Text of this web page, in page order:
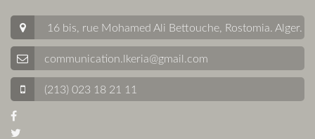
16 bis, rue Mohamed Ali Bettouche, Rostomia. Alger.
communication.lkeria@gmail.com
(213) 023 18 21 11